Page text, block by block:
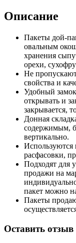
Описание
Пакеты дой-
овальным
хранения
орехи,
Не
свойства и
Удобный
открывать и
закрывается,
Донная
содержимым,
вертикально.
Используются
расфасовки,
Подходят для
продажи на
пакет можно
Пакеты
Оставить отзыв